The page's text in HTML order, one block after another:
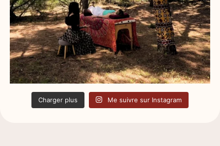
Charger plus Me suivre sur Instagram